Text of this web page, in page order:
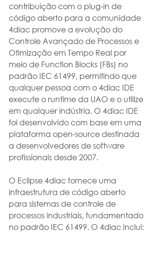
contribuição com o plug-in de
código aberto para a comunidade
4diac promove a evolução do
Controle Avançado de Processos e
Otimização em Tempo Real por
meio de Function Blocks (FBs) no
padrão IEC 61499, permitindo que
qualquer pessoa com o 4diac IDE
execute o runtime da UAO e o utilize
em qualquer indústria. O 4diac IDE
foi desenvolvido com base em uma
plataforma open-source destinada
a desenvolvedores de software
profissionais desde 2007.
O Eclipse 4diac fornece uma
infraestrutura de código aberto
para sistemas de controle de
processos industriais, fundamentado
no padrão IEC 61499. O 4diac inclui: